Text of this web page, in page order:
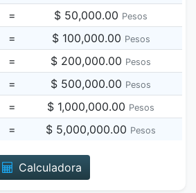
= $ 50,000.00 Pesos
= $ 100,000.00 Pesos
= $ 200,000.00 Pesos
= $ 500,000.00 Pesos
= $ 1,000,000.00 Pesos
= $ 5,000,000.00 Pesos
Calculadora